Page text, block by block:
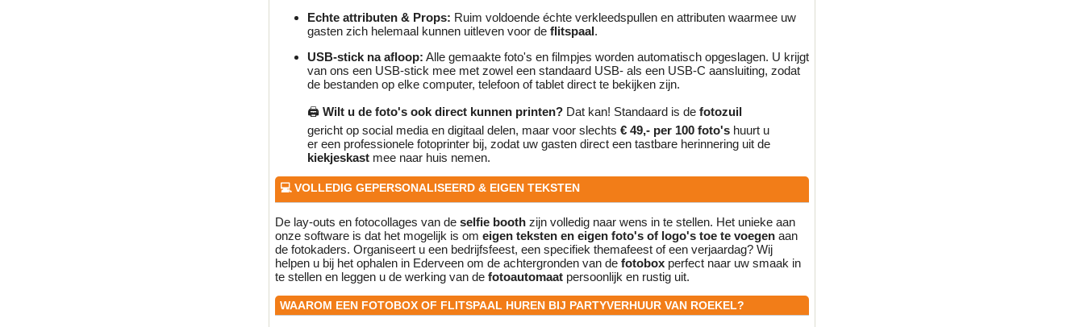
Echte attributen & Props: Ruim voldoende échte verkleedspullen en attributen waarmee uw
gasten zich helemaal kunnen uitleven voor de flitspaal.
USB-stick na afloop: Alle gemaakte foto's en filmpjes worden automatisch opgeslagen. U krijgt
van ons een USB-stick mee met zowel een standaard USB- als een USB-C aansluiting, zodat
de bestanden op elke computer, telefoon of tablet direct te bekijken zijn.
🖨️ Wilt u de foto's ook direct kunnen printen? Dat kan! Standaard is de fotozuil
gericht op social media en digitaal delen, maar voor slechts € 49,- per 100 foto's huurt u
er een professionele fotoprinter bij, zodat uw gasten direct een tastbare herinnering uit de
kiekjeskast mee naar huis nemen.
💻 VOLLEDIG GEPERSONALISEERD & EIGEN TEKSTEN
De lay-outs en fotocollages van de selfie booth zijn volledig naar wens in te stellen. Het unieke aan
onze software is dat het mogelijk is om eigen teksten en eigen foto's of logo's toe te voegen aan
de fotokaders. Organiseert u een bedrijfsfeest, een specifiek themafeest of een verjaardag? Wij
helpen u bij het ophalen in Ederveen om de achtergronden van de fotobox perfect naar uw smaak in
te stellen en leggen u de werking van de fotoautomaat persoonlijk en rustig uit.
WAAROM EEN FOTOBOX OF FLITSPAAL HUREN BIJ PARTYVERHUUR VAN ROEKEL?